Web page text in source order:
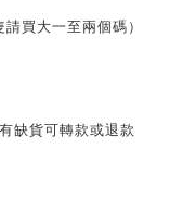
買大一至兩個碼）
缺貨可轉款或退款